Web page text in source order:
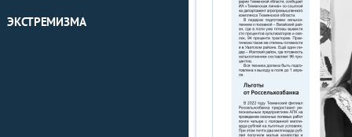
ЭКСТРЕМИЗМА